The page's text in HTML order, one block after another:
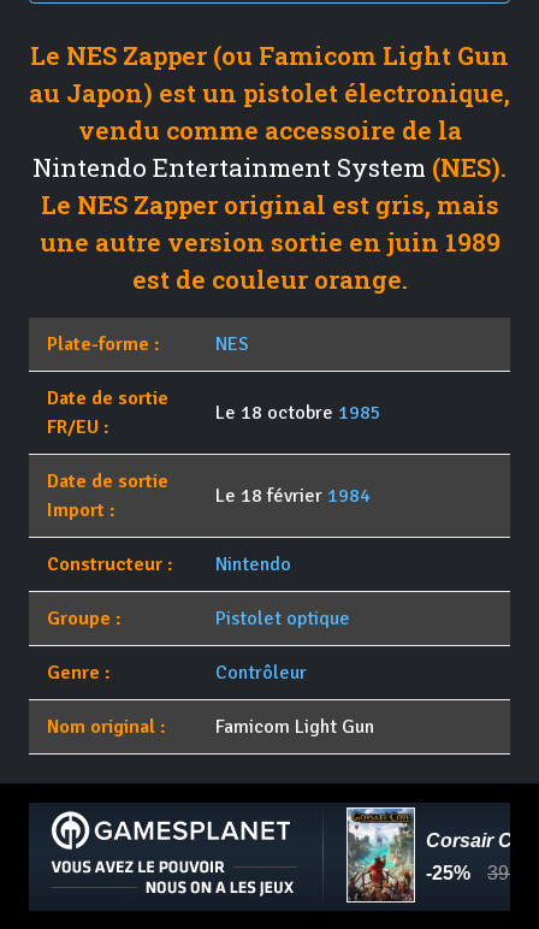
Le NES Zapper (ou Famicom Light Gun
au Japon) est un pistolet électronique,
vendu comme accessoire de la
Nintendo Entertainment System (NES).
Le NES Zapper original est gris, mais
une autre version sortie en juin 1989
est de couleur orange.
Plate-forme : NES
Date de sortie
FR/EU :
Le 18 octobre 1985
Date de sortie
Import :
Le 18 février 1984
Constructeur : Nintendo
Groupe : Pistolet optique
Genre : Contrôleur
Nom original : Famicom Light Gun